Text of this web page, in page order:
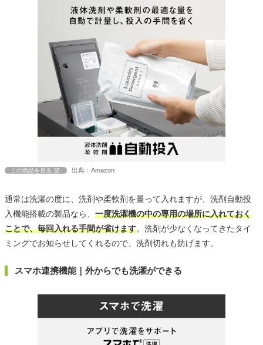
この商品を見る 出典：Amazon
通常は洗濯の度に、洗剤や柔軟剤を量って入れますが、洗剤自動投
入機能搭載の製品なら、 一度洗濯機の中の専用の場所に入れておく
ことで、毎回入れる手間が省けます。洗剤が少なくなってきたタイ
ミングでお知らせしてくれるので、洗剤切れも防げます。
スマホ連携機能｜外からでも洗濯ができる